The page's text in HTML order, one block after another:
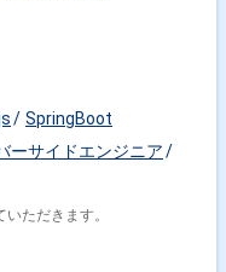
SpringBoot
ーサイドエンジニア
ただきます。